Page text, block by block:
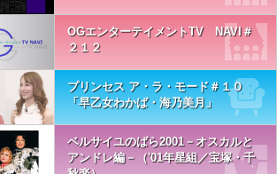
OGエンターテイメントTV NAVI＃
２１２
プリンセス ア・ラ・モード＃１０
「早乙女わかば・海乃美月」
ベルサイユのばら2001－オスカルと
アンドレ編－（'01年星組／宝塚・千